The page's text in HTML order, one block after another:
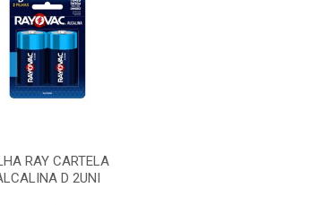
RAY CARTELA
D 2UNI